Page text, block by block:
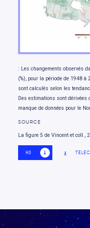
: Les changements observés
(%), pour la période de 1948
sont calculés selon les
Des estimations sont
manque de données pour le
SOURCE
La figure 5 de Vincent et coll.,
HD SD
Variations du
Notre avenir: